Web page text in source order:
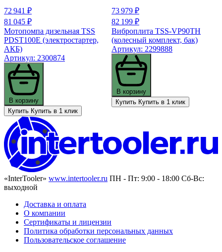
72 941 ₽
81 045 ₽
Мотопомпа дизельная TSS
PDST100E (электростартер,
АКБ)
Артикул: 2300874
В корзину
Купить Купить в 1 клик
73 979 ₽
82 199 ₽
Виброплита TSS-VP90TH
(колесный комплект, бак)
Артикул: 2299888
В корзину
Купить Купить в 1 клик
«InterTooler» www.intertooler.ru ПН - Пт: 9:00 - 18:00 Сб-Вс:
выходной
Доставка и оплата
О компании
Сертификаты и лицензии
Политика обработки персональных данных
Пользовательское соглашение